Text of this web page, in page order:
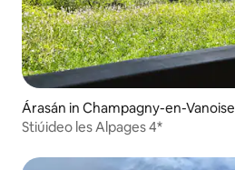
Árasán in Champagny-en-Vanoise
Stiúideo les Alpages 4*